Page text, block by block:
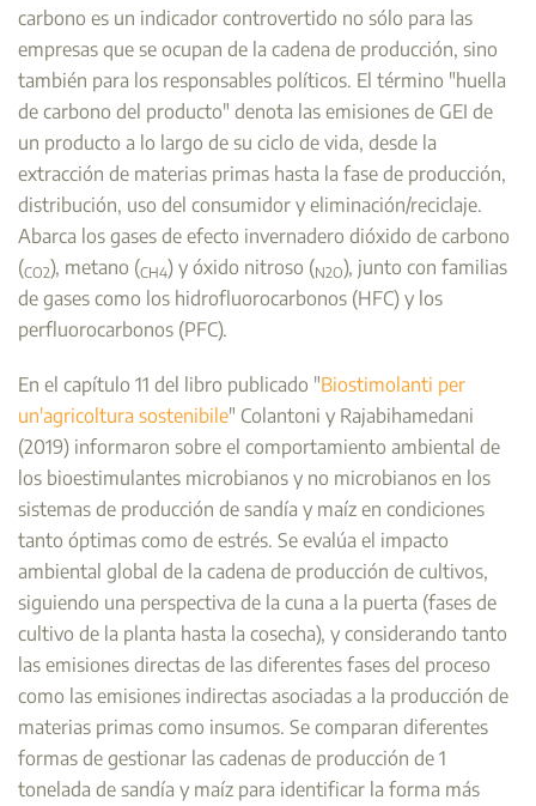
carbono es un indicador controvertido no sólo para las
empresas que se ocupan de la cadena de producción, sino
también para los responsables políticos. El término "huella
de carbono del producto" denota las emisiones de GEI de
un producto a lo largo de su ciclo de vida, desde la
extracción de materias primas hasta la fase de producción,
distribución, uso del consumidor y eliminación/reciclaje.
Abarca los gases de efecto invernadero dióxido de carbono
(CO2), metano (CH4) y óxido nitroso (N2O), junto con familias
de gases como los hidrofluorocarbonos (HFC) y los
perfluorocarbonos (PFC).
En el capítulo 11 del libro publicado "Biostimolanti per
un'agricoltura sostenibile" Colantoni y Rajabihamedani
(2019) informaron sobre el comportamiento ambiental de
los bioestimulantes microbianos y no microbianos en los
sistemas de producción de sandía y maíz en condiciones
tanto óptimas como de estrés. Se evalúa el impacto
ambiental global de la cadena de producción de cultivos,
siguiendo una perspectiva de la cuna a la puerta (fases de
cultivo de la planta hasta la cosecha), y considerando tanto
las emisiones directas de las diferentes fases del proceso
como las emisiones indirectas asociadas a la producción de
materias primas como insumos. Se comparan diferentes
formas de gestionar las cadenas de producción de 1
tonelada de sandía y maíz para identificar la forma más